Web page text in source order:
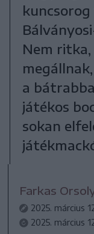
Nem
a
játékos
sokan
Farkas
2025. március
2025. március